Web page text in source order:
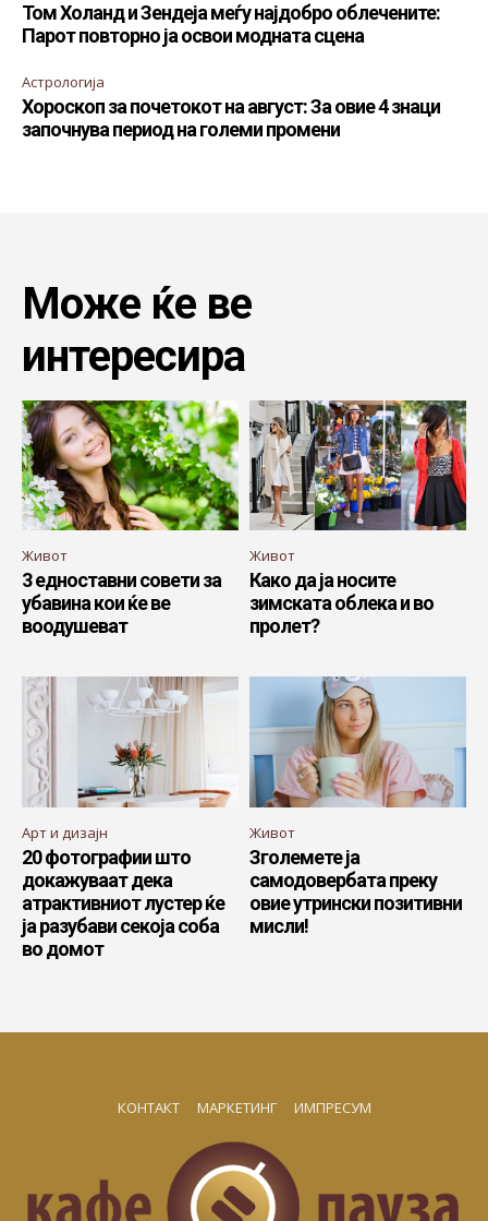
Том Холанд и Зендеја меѓу најдобро облечените:
Парот повторно ја освои модната сцена
Астрологија
Хороскоп за почетокот на август: За овие 4 знаци
започнува период на големи промени
Може ќе ве
интересира
Живот
3 едноставни совети за
убавина кои ќе ве
воодушеват
Живот
Како да ја носите
зимската облека и во
пролет?
Арт и дизајн
20 фотографии што
докажуваат дека
атрактивниот лустер ќе
ја разубави секоја соба
во домот
Живот
Зголемете ја
самодовербата преку
овие утрински позитивни
мисли!
КОНТАКТ МАРКЕТИНГ ИМПРЕСУМ